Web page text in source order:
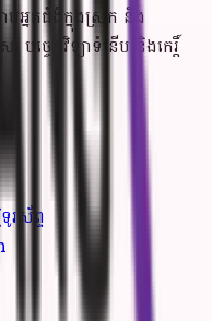
ប់អ្នកជំងឺក្នុងស្រុក និង
បច្ចេកវិទ្យាទំនើប និងកេរ្តិ៍
រស័ព្ទ